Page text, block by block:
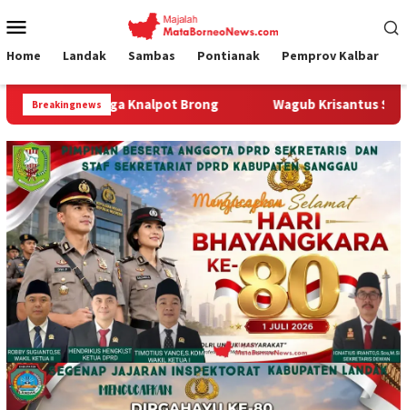
ke
Mobile
Home Landak Sambas Pontianak Pemprov Kalbar
Breakingnews
Knalpot Brong Wagub Krisantus Sambut Kembali